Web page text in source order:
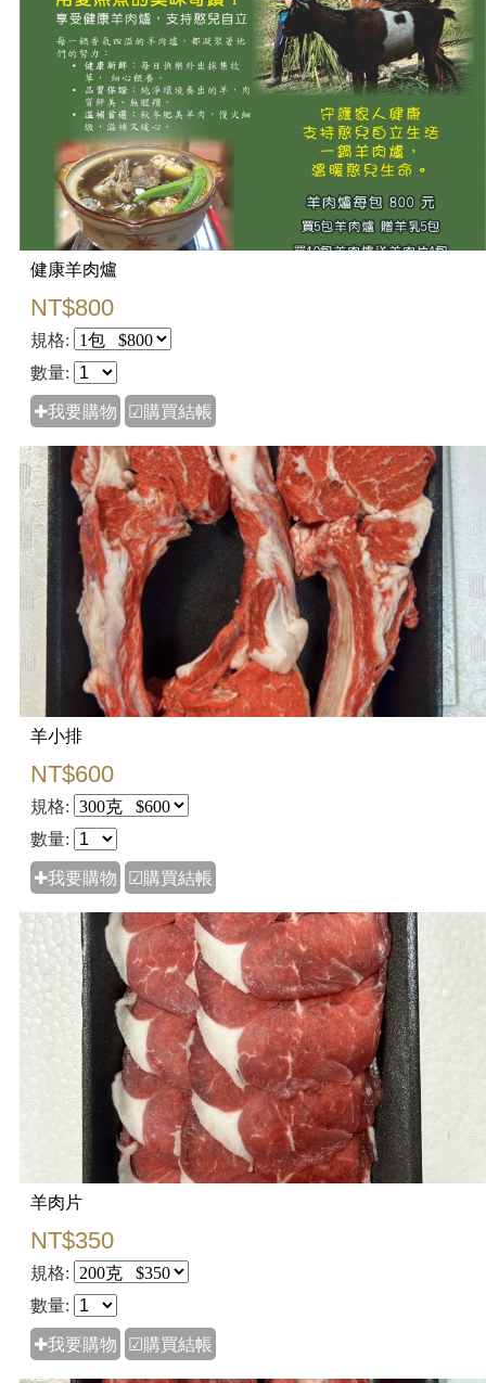
健康羊肉爐
NT$800
規格:
數量:
✚我要購物 ☑購買結帳
羊小排
NT$600
規格:
數量:
✚我要購物 ☑購買結帳
羊肉片
NT$350
規格:
數量:
✚我要購物 ☑購買結帳